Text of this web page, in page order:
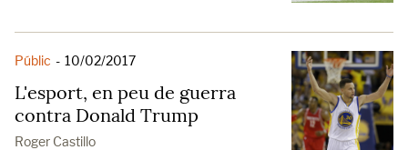
Públic - 10/02/2017
L'esport, en peu de guerra
contra Donald Trump
Roger Castillo